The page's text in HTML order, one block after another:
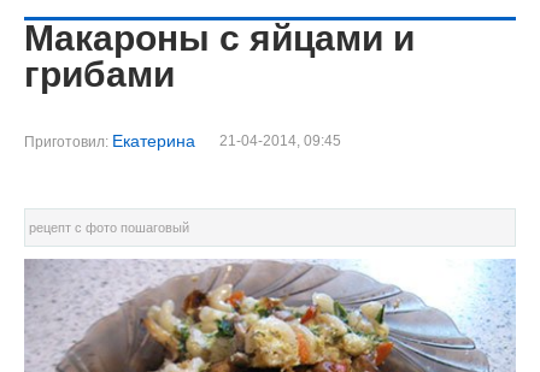
Макароны с яйцами и
грибами
Приготовил: Екатерина 21-04-2014, 09:45
рецепт с фото пошаговый